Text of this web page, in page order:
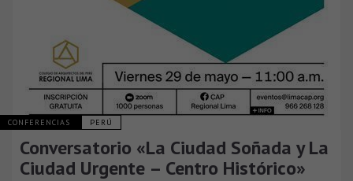
CONFERENCIAS PERÚ
Conversatorio «La Ciudad Soñada y La
Ciudad Urgente – Centro Histórico»